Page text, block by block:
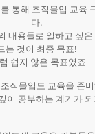
통해 조직몰입 교육
다.
내용들로 일하고 싶
는 것이 최종 목표!
쉽지 않은 목표였죠~
직몰입도 교육을 준
이 공부하는 계기가